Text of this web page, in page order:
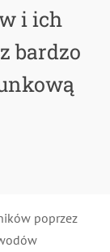
i ich
bardzo
poprzez